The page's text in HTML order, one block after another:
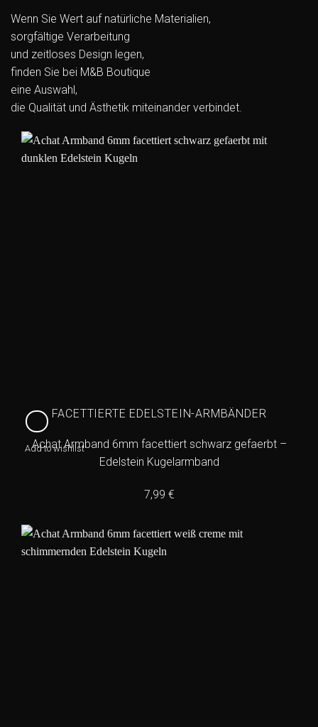
Wenn Sie Wert auf natürliche Materialien,
sorgfältige Verarbeitung
und zeitloses Design legen,
finden Sie bei M&B Boutique
eine Auswahl,
die Qualität und Ästhetik miteinander verbindet.
Add to wishlist
FACETTIERTE EDELSTEIN-ARMBÄNDER
Achat Armband 6mm facettiert schwarz gefaerbt –
Edelstein Kugelarmband
7,99 €